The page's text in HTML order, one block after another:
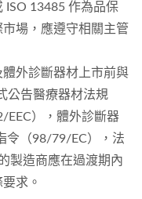
ISO 13485 作為品保
場，應遵守相關主管
外診斷器材上市前與
公告醫療器材法規
EEC），體外診斷器
令（98/79/EC），法
製造商應在過渡期內
求。